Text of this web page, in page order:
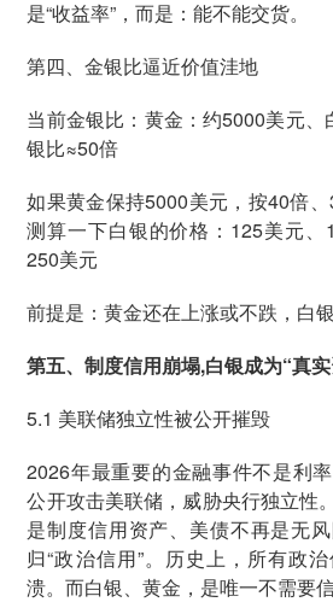
是“收益率”，而是：能不能交货。
第四、金银比逼近价值洼地
当前金银比：黄金：约5000美元
银比≈50倍
如果黄金保持5000美元，按40倍
测算一下白银的价格：125美元、
250美元
前提是：黄金还在上涨或不跌，白
第五、制度信用崩塌,白银成为“真
5.1 美联储独立性被公开摧毁
2026年最重要的金融事件不是利
公开攻击美联储，威胁央行独立性
是制度信用资产、美债不再是无
归“政治信用”。历史上，所有政
溃。而白银、黄金，是唯一不需要